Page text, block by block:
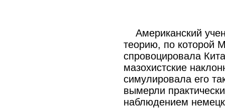
Американский
теорию, по которой
спровоцировала
мазохистские
симулировала его
вымерли
наблюдением